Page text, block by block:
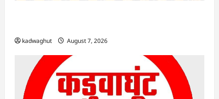
kadwaghut August 7, 2026